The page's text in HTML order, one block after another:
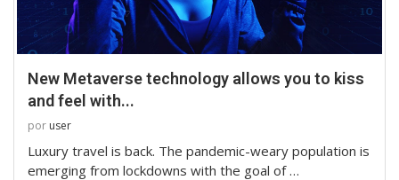
New Metaverse technology allows you to kiss
and feel with...
por user
Luxury travel is back. The pandemic-weary population is
emerging from lockdowns with the goal of …